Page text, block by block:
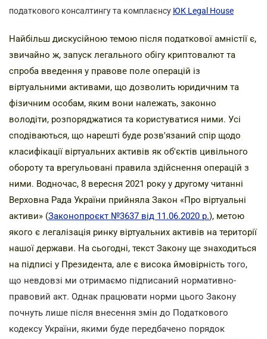
податкового консалтингу та комплаєнсу ЮК Legal House
Найбільш дискусійною темою після податкової амністії є,
звичайно ж, запуск легального обігу криптовалют та
спроба введення у правове поле операцій із
віртуальними активами, що дозволить юридичним та
фізичним особам, яким вони належать, законно
володіти, розпоряджатися та користуватися ними. Усі
сподіваються, що нарешті буде розв'язаний спір щодо
класифікації віртуальних активів як об'єктів цивільного
обороту та врегульовані правила здійснення операцій з
ними. Водночас, 8 вересня 2021 року у другому читанні
Верховна Рада України прийняла Закон «Про віртуальні
активи» (Законопроєкт №3637 від 11.06.2020 р.), метою
якого є легалізація ринку віртуальних активів на території
нашої держави. На сьогодні, текст Закону ще знаходиться
на підписі у Президента, але є висока ймовірність того,
що невдовзі ми отримаємо підписаний нормативно-
правовий акт. Однак працювати норми цього Закону
почнуть лише після внесення змін до Податкового
кодексу України, якими буде передбачено порядок